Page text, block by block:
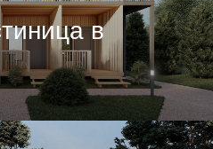
в